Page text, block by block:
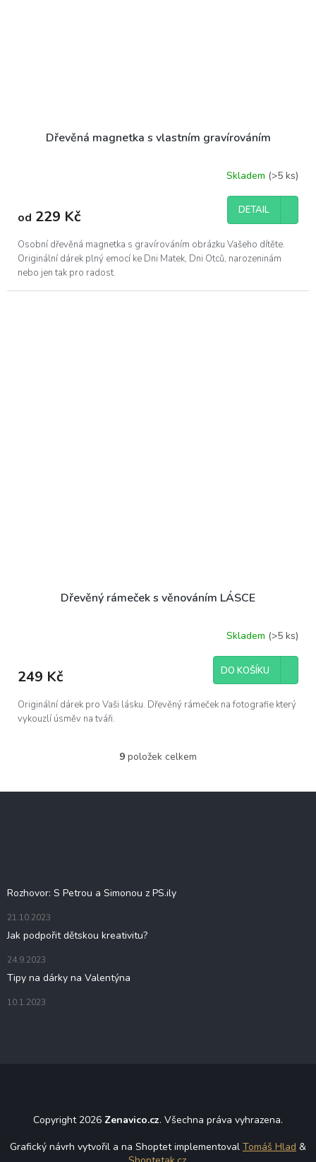
Dřevěná magnetka s vlastním gravírováním
Skladem (>5 ks)
od 229 Kč DETAIL
Osobní dřevěná magnetka s gravírováním obrázku Vašeho dítěte.
Originální dárek plný emocí ke Dni Matek, Dni Otců, narozeninám
nebo jen tak pro radost.
Dřevěný rámeček s věnováním LÁSCE
Skladem (>5 ks)
249 Kč DO KOŠÍKU
Originální dárek pro Vaši lásku. Dřevěný rámeček na fotografie který
vykouzlí úsměv na tváři.
O
l
v
9 položek celkem
Rozhovor: S Petrou a Simonou z PS.ily
21.10.2023
Jak podpořit dětskou kreativitu?
24.9.2023
Tipy na dárky na Valentýna
10.1.2023
Copyright 2026 Zenavico.cz. Všechna práva vyhrazena.
Grafický návrh vytvořil a na Shoptet implementoval Tomáš Hlad &